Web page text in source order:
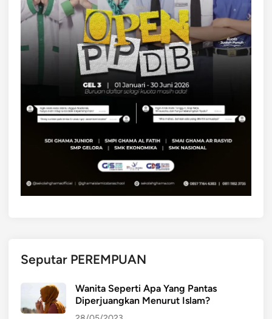
Seputar PEREMPUAN
Wanita Seperti Apa Yang Pantas
Diperjuangkan Menurut Islam?